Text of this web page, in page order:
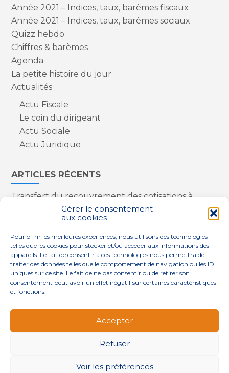
Gérer le consentement
aux cookies
Pour offrir les meilleures expériences, nous utilisons des technologies
telles que les cookies pour stocker et/ou accéder aux informations des
appareils. Le fait de consentir à ces technologies nous permettra de
traiter des données telles que le comportement de navigation ou les ID
uniques sur ce site. Le fait de ne pas consentir ou de retirer son
consentement peut avoir un effet négatif sur certaines caractéristiques
et fonctions.
Accepter
Refuser
Voir les préférences
Année 2021 – Indices, taux, barèmes fiscaux
Année 2021 – Indices, taux, barèmes sociaux
Quizz hebdo
Chiffres & barèmes
Agenda
La petite histoire du jour
Actualités
Actu Fiscale
Le coin du dirigeant
Actu Sociale
Actu Juridique
ARTICLES RÉCENTS
Transfert du recouvrement des cotisations à
l’Urssaf : des nouveautés
Appareils reconditionnés : annulation de la
Contrôle de la qualité de l’air dans les ERP
Industriels : le point sur les dernières évolutions
réglementaires
Footer QUI SOMMES-NOUS ?
NOS SOLUTIONS
ACTUALITÉS CONTACT
MENTIONS LÉGALES